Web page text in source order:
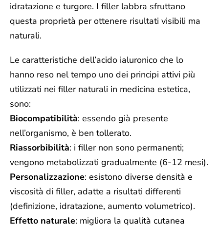
idratazione e turgore. I filler labbra sfruttano
questa proprietà per ottenere risultati visibili ma
naturali.
Le caratteristiche dell’acido ialuronico che lo
hanno reso nel tempo uno dei principi attivi più
utilizzati nei filler naturali in medicina estetica,
sono:
Biocompatibilità: essendo già presente
nell’organismo, è ben tollerato.
Riassorbibilità: i filler non sono permanenti;
vengono metabolizzati gradualmente (6-12 mesi).
Personalizzazione: esistono diverse densità e
viscosità di filler, adatte a risultati differenti
(definizione, idratazione, aumento volumetrico).
Effetto naturale: migliora la qualità cutanea